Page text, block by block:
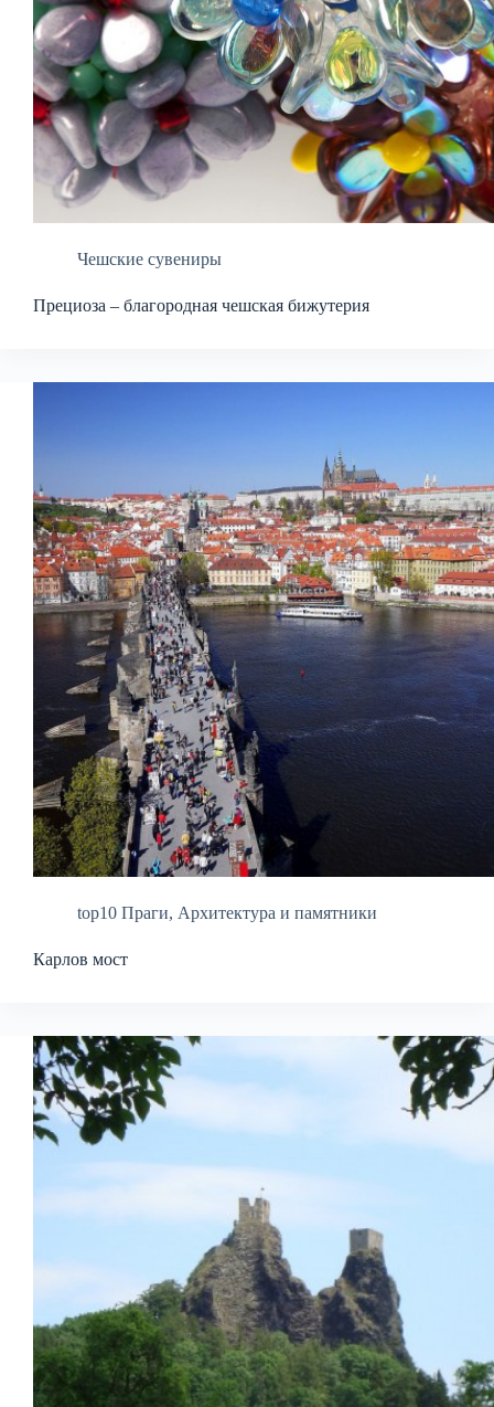
Чешские сувениры
Прециоза – благородная чешская бижутерия
top10 Праги, Архитектура и памятники
Карлов мост